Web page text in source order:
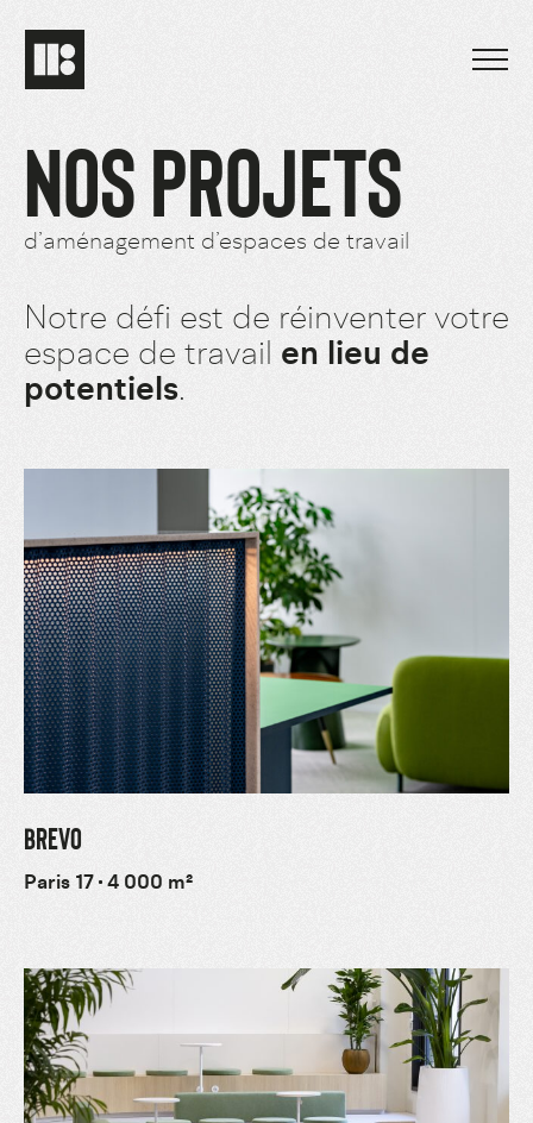
NOS PROJETS
d’aménagement d’espaces de travail
Notre défi est de réinventer votre
espace de travail en lieu de
potentiels.
BREVO
Paris 17 4 000 m²